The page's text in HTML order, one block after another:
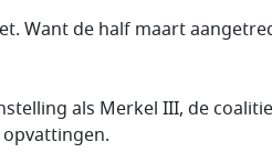
Want de half maart
als Merkel III, de